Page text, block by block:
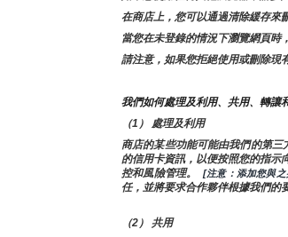
在商店上，您可以通過清除緩存來
當您在未登錄的情況下瀏覽網頁時
請注意，如果您拒絕使用或刪除現
我們如何處理及利用、共用、轉讓
（1） 處理及利用
商店的某些功能可能由我們的第
的信用卡資訊，以便按照您的指示
控和風險管理。
[注意：添加您與
任，並將要求合作夥伴根據我們的
（2） 共用